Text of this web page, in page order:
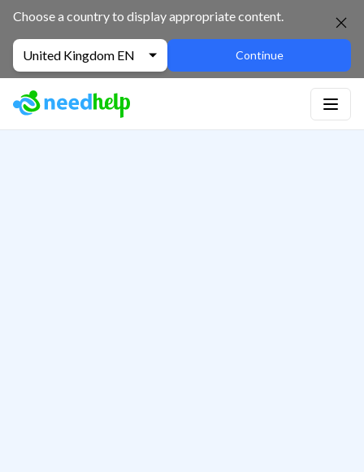
Choose a country to display appropriate content.
United Kingdom EN Continue